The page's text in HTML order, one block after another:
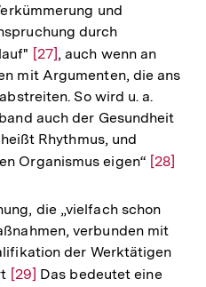
Fußnote
und
durch
Zur
Auflösung
der
Fußnote
[27], auch wenn an
mit Argumenten, die ans
So wird u. a.
auch der Gesundheit
Rhythmus, und
Organismus eigen“ Zur
der
Fußnote
[28]
die „vielfach schon
verbunden mit
der Werktätigen
Zur
[29] Das bedeutet eine